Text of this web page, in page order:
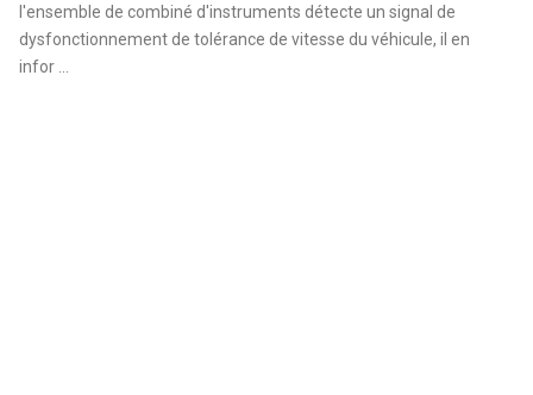
l'ensemble de combiné d'instruments détecte un signal de
dysfonctionnement de tolérance de vitesse du véhicule, il en
infor ...